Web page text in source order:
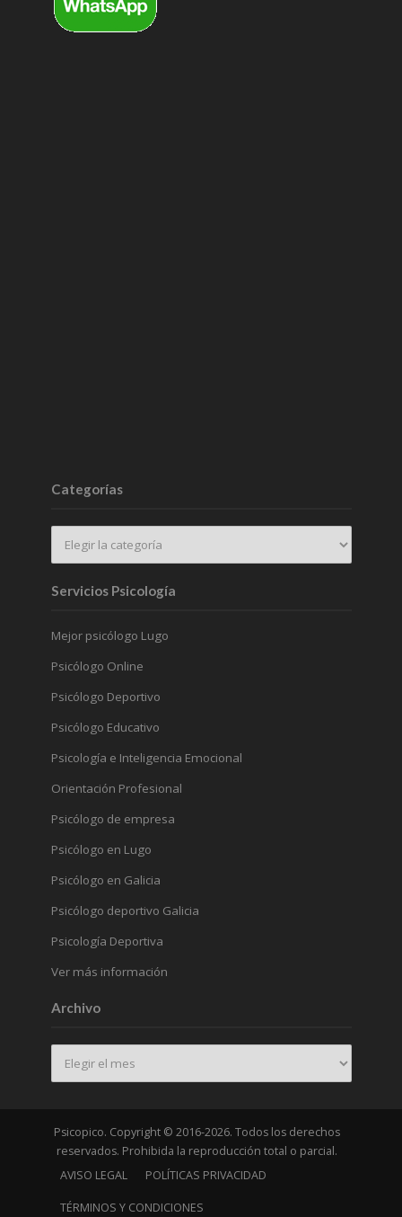
Categorías
Servicios Psicología
Mejor psicólogo Lugo
Psicólogo Online
Psicólogo Deportivo
Psicólogo Educativo
Psicología e Inteligencia Emocional
Orientación Profesional
Psicólogo de empresa
Psicólogo en Lugo
Psicólogo en Galicia
Psicólogo deportivo Galicia
Psicología Deportiva
Ver más información
Archivo
Archivo
Psicopico. Copyright © 2016-2026. Todos los derechos
reservados. Prohibida la reproducción total o parcial.
AVISO LEGAL
POLÍTICAS PRIVACIDAD
TÉRMINOS Y CONDICIONES